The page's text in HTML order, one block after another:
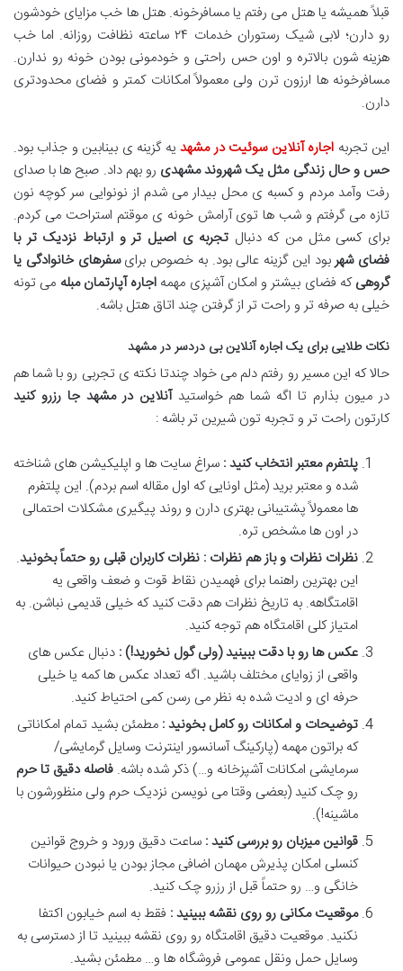
قبلاً همیشه یا هتل می رفتم یا مسافرخونه. هتل ها خب مزایای خودشون
رو دارن؛ لابی شیک رستوران خدمات ۲۴ساعته نظافت روزانه. اما خب
هزینه شون بالاتره و اون حس راحتی و خودمونی بودن خونه رو ندارن.
مسافرخونه ها ارزون ترن ولی معمولاً امکانات کمتر و فضای محدودتری
دارن.
این تجربه اجاره آنلاین سوئیت در مشهدیه گزینه ی بینابین و جذاب بود.
حس و حال زندگی مثل یک شهروند مشهدی رو بهم داد. صبح ها با صدای
رفت وآمد مردم و کسبه ی محل بیدار می شدم از نونوایی سر کوچه نون
تازه می گرفتم و شب ها توی آرامش خونه ی موقتم استراحت می کردم.
برای کسی مثل من که دنبال تجربه ی اصیل تر و ارتباط نزدیک تر با
فضای شهربود این گزینه عالی بود. به خصوص برایسفرهای خانوادگی یا
گروهیکه فضای بیشتر و امکان آشپزی مهمه اجاره آپارتمان مبله می تونه
خیلی به صرفه تر و راحت تر از گرفتن چند اتاق هتل باشه.
نکات طلایی برای یک اجاره آنلاین بی دردسر در مشهد
حالا که این مسیر رو رفتم دلم می خواد چندتا نکته ی تجربی رو با شما هم
در میون بذارم تا اگه شما هم خواستیدآنلاین در مشهد جا رزرو کنید
کارتون راحت تر و تجربه تون شیرین تر باشه :
پلتفرم معتبر انتخاب کنید : سراغ سایت ها و اپلیکیشن های شناخته
شده و معتبر برید (مثل اونایی که اول مقاله اسم بردم). این پلتفرم
ها معمولاً پشتیبانی بهتری دارن و روند پیگیری مشکلات احتمالی
در اون ها مشخص تره.
نظرات نظرات و باز هم نظرات : نظرات کاربران قبلی رو حتماً بخونید.
این بهترین راهنما برای فهمیدن نقاط قوت و ضعف واقعی یه
اقامتگاهه. به تاریخ نظرات هم دقت کنید که خیلی قدیمی نباشن. به
امتیاز کلی اقامتگاه هم توجه کنید.
عکس ها رو با دقت ببینید (ولی گول نخورید!) : دنبال عکس های
واقعی از زوایای مختلف باشید. اگه تعداد عکس ها کمه یا خیلی
حرفه ای و ادیت شده به نظر می رسن کمی احتیاط کنید.
توضیحات و امکانات رو کامل بخونید : مطمئن بشید تمام امکاناتی
که براتون مهمه (پارکینگ آسانسور اینترنت وسایل گرمایشی/
سرمایشی امکانات آشپزخانه و…) ذکر شده باشه. فاصله دقیق تا حرم
رو چک کنید (بعضی وقتا می نویسن نزدیک حرم ولی منظورشون با
ماشینه!).
قوانین میزبان رو بررسی کنید : ساعت دقیق ورود و خروج قوانین
کنسلی امکان پذیرش مهمان اضافی مجاز بودن یا نبودن حیوانات
خانگی و… رو حتماً قبل از رزرو چک کنید.
موقعیت مکانی رو روی نقشه ببینید : فقط به اسم خیابون اکتفا
نکنید. موقعیت دقیق اقامتگاه رو روی نقشه ببینید تا از دسترسی به
وسایل حمل ونقل عمومی فروشگاه ها و… مطمئن بشید.